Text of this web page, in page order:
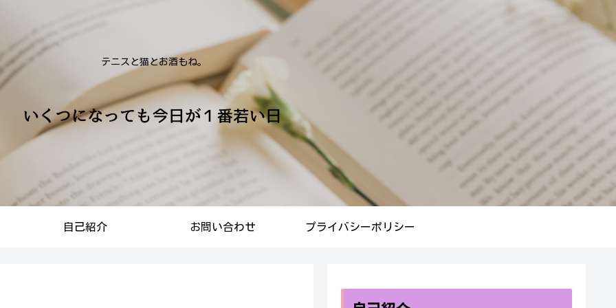
テニスと猫とお酒もね。
自己紹介 お問い合わせ プライバシーポリシー